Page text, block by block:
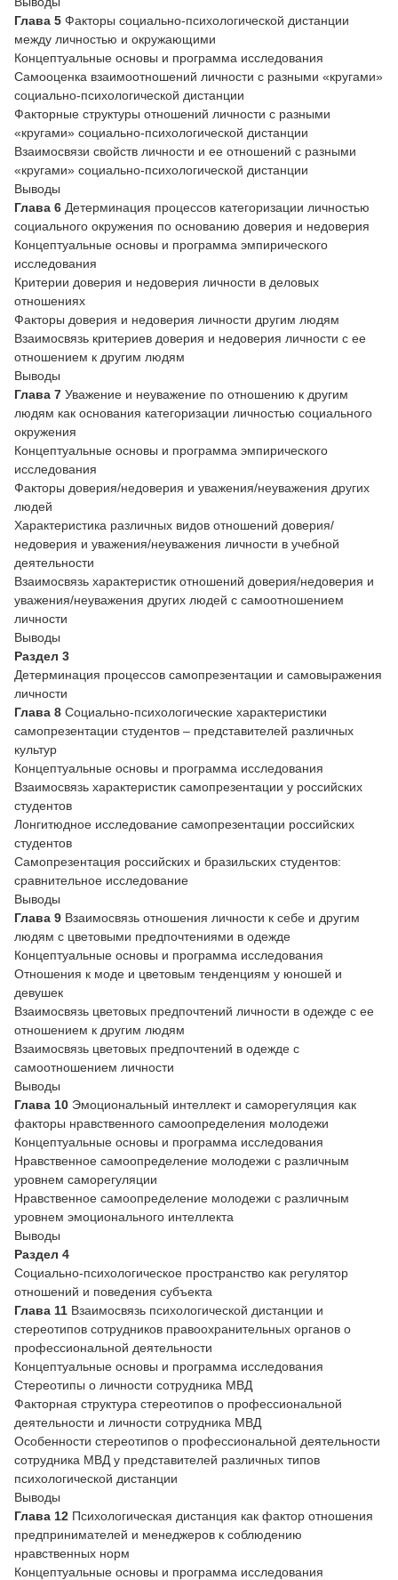
Глава 5 Факторы социально-психологической дистанции
между личностью и окружающими
Концептуальные основы и программа исследования
Самооценка взаимоотношений личности с разными «кругами»
социально-психологической дистанции
Факторные структуры отношений личности с разными
«кругами» социально-психологической дистанции
Взаимосвязи свойств личности и ее отношений с разными
«кругами» социально-психологической дистанции
Выводы
Глава 6 Детерминация процессов категоризации личностью
социального окружения по основанию доверия и недоверия
Концептуальные основы и программа эмпирического
исследования
Критерии доверия и недоверия личности в деловых
отношениях
Факторы доверия и недоверия личности другим людям
Взаимосвязь критериев доверия и недоверия личности с ее
отношением к другим людям
Выводы
Глава 7 Уважение и неуважение по отношению к другим
людям как основания категоризации личностью социального
окружения
Концептуальные основы и программа эмпирического
исследования
Факторы доверия/недоверия и уважения/неуважения других
людей
Характеристика различных видов отношений доверия/
недоверия и уважения/неуважения личности в учебной
деятельности
Взаимосвязь характеристик отношений доверия/недоверия и
уважения/неуважения других людей с самоотношением
личности
Выводы
Раздел 3
Детерминация процессов самопрезентации и самовыражения
личности
Глава 8 Социально-психологические характеристики
самопрезентации студентов – представителей различных
культур
Концептуальные основы и программа исследования
Взаимосвязь характеристик самопрезентации у российских
студентов
Лонгитюдное исследование самопрезентации российских
студентов
Самопрезентация российских и бразильских студентов:
сравнительное исследование
Выводы
Глава 9 Взаимосвязь отношения личности к себе и другим
людям с цветовыми предпочтениями в одежде
Концептуальные основы и программа исследования
Отношения к моде и цветовым тенденциям у юношей и
девушек
Взаимосвязь цветовых предпочтений личности в одежде с ее
отношением к другим людям
Взаимосвязь цветовых предпочтений в одежде с
самоотношением личности
Выводы
Глава 10 Эмоциональный интеллект и саморегуляция как
факторы нравственного самоопределения молодежи
Концептуальные основы и программа исследования
Нравственное самоопределение молодежи с различным
уровнем саморегуляции
Нравственное самоопределение молодежи с различным
уровнем эмоционального интеллекта
Выводы
Раздел 4
Социально-психологическое пространство как регулятор
отношений и поведения субъекта
Глава 11 Взаимосвязь психологической дистанции и
стереотипов сотрудников правоохранительных органов о
профессиональной деятельности
Концептуальные основы и программа исследования
Стереотипы о личности сотрудника МВД
Факторная структура стереотипов о профессиональной
деятельности и личности сотрудника МВД
Особенности стереотипов о профессиональной деятельности
сотрудника МВД у представителей различных типов
психологической дистанции
Выводы
Глава 12 Психологическая дистанция как фактор отношения
предпринимателей и менеджеров к соблюдению
нравственных норм
Концептуальные основы и программа исследования